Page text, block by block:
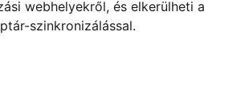
webhelyekről, és elkerülheti a
szinkronizálással.